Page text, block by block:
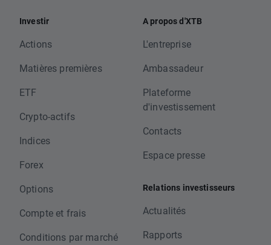
Investir
Actions
Matières premières
ETF
Crypto-actifs
Indices
Forex
Options
Compte et frais
Conditions par marché
A propos d'XTB
L'entreprise
Ambassadeur
Plateforme
d'investissement
Contacts
Espace presse
Relations investisseurs
Actualités
Rapports